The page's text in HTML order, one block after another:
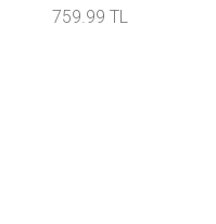
759.99 TL